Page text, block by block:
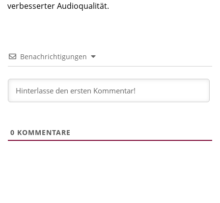
verbesserter Audioqualität.
Benachrichtigungen
0 KOMMENTARE